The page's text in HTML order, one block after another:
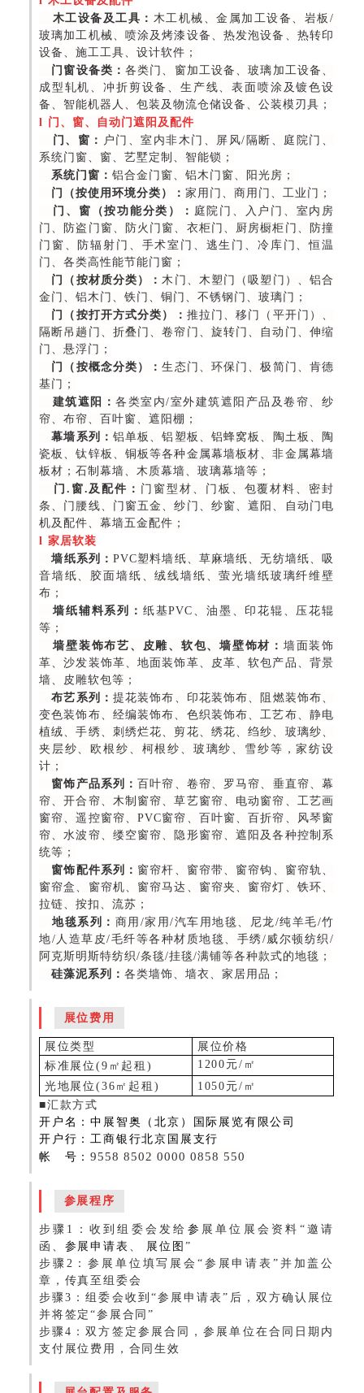
木工设备及工具： 木工机械、金属加工设备、岩板/
玻璃加工机械、喷涂及烤漆设备、热发泡设备、热转印
设备、施工工具、设计软件；
门窗设备类：各类门、窗加工设备、玻璃加工设备、
成型轧机、冲折剪设备、生产线、表面喷涂及镀色设
备、智能机器人、包装及物流仓储设备、公装模刃具；
l 门、窗、自动门遮阳及配件
门、窗： 户门、室内非木门、屏风/隔断、庭院门、
系统门窗、窗、艺墅定制、智能锁；
系统门窗： 铝合金门窗、铝木门窗、阳光房；
门（按使用环境分类）： 家用门、商用门、工业门；
门、窗（按功能分类）： 庭院门、入户门、室内房
门、防盗门窗、防火门窗、衣柜门、厨房橱柜门、防撞
门窗、防辐射门、手术室门、逃生门、冷库门、恒温
门、各类高性能节能门窗；
门（按材质分类）：木门、木塑门（吸塑门）、铝合
金门、铝木门、铁门、铜门、不锈钢门、玻璃门；
门（按打开方式分类）： 推拉门、移门（平开门）、
隔断吊趟门、折叠门、卷帘门、旋转门、自动门、伸缩
门、悬浮门；
门（按概念分类）：生态门、环保门、极简门、肯德
基门；
建筑遮阳：各类室内/室外建筑遮阳产品及卷帘、纱
帘、布帘、百叶窗、遮阳棚；
幕墙系列： 铝单板、铝塑板、铝蜂窝板、陶土板、陶
瓷板、钛锌板、铜板等各种金属幕墙板材、非金属幕墙
板材；石制幕墙、木质幕墙、玻璃幕墙等；
门.窗.及配件： 门窗型材、门板、包覆材料、密封
条、门腰线、门窗五金、纱门、纱窗、遮阳、自动门电
机及配件、幕墙五金配件；
l 家居软装
墙纸系列： PVC塑料墙纸、草麻墙纸、无纺墙纸、吸
音墙纸、胶面墙纸、绒线墙纸、萤光墙纸玻璃纤维壁
布；
墙纸辅料系列： 纸基PVC、油墨、印花辊、压花辊
等；
墙壁装饰布艺、皮雕、软包、墙壁饰材： 墙面装饰
革、沙发装饰革、地面装饰革、皮革、软包产品、背景
墙、皮雕软包等；
布艺系列： 提花装饰布、印花装饰布、阻燃装饰布、
变色装饰布、经编装饰布、色织装饰布、工艺布、静电
植绒、手绣、刺绣烂花、剪花、绣花、绉纱、玻璃纱、
夹层纱、欧根纱、柯根纱、玻璃纱、雪纱等，家纺设
计；
窗饰产品系列：百叶帘、卷帘、罗马帘、垂直帘、幕
帘、开合帘、木制窗帘、草艺窗帘、电动窗帘、工艺画
窗帘、遥控窗帘、PVC窗帘、百叶窗、百折帘、风琴窗
帘、水波帘、缕空窗帘、隐形窗帘、遮阳及各种控制系
统等；
窗饰配件系列： 窗帘杆、窗帘带、窗帘钩、窗帘轨、
窗帘盒、窗帘机、窗帘马达、窗帘夹、窗帘灯、铁环、
拉链、按扣、流苏；
地毯系列： 商用/家用/汽车用地毯、尼龙/纯羊毛/竹
地/人造草皮/毛纤等各种材质地毯、手绣/威尔顿纺织/
阿克斯明斯特纺织/条毯/挂毯/满铺等各种款式的地毯；
硅藻泥系列： 各类墙饰、墙衣、家居用品；
展位费用
展位类型
展位价格
标准展位(9 ㎡ 起租) 1200 元/㎡
光地展位(36 ㎡ 起租 ) 1050 元/㎡
■汇款方式
开户名：中展智奥（北京）国际展览有限公司
开户行：工商银行北京国展支行
帐 号：9558 8502 0000 0858 550
参展程序
步骤1：收到组委会发给 参 展单位展会资料“邀请
函、 参展申请表 、 展位图 ”
步骤2：参展单位填写展会“参展申请表”并加盖公
章，传真至组委会
步骤3：组委会收到“参展申请表”后，双方确认展位
并将签定“参展合同”
步骤4：双方签定参展合同，参展单位在合同日期内
支付展位费用，合同生效